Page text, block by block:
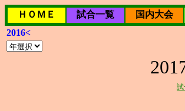
ＨＯＭＥ 試合一覧 国内大会
2016<